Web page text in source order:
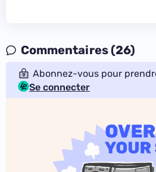
Commentaires (26)
Abonnez-vous pour
Se connecter